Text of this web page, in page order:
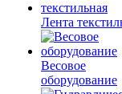
Лента
Весовое
оборудование